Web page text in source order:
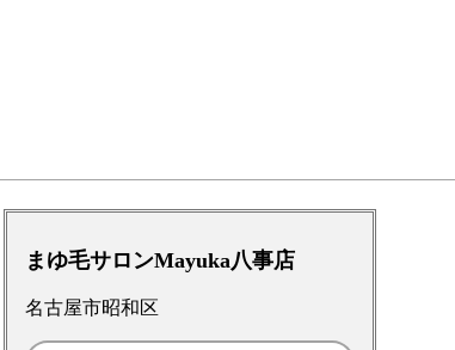
まゆ毛サロンMayuka八事店
名古屋市昭和区